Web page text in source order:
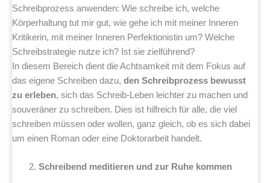
Schreibprozess anwenden: Wie schreibe ich, welche
Körperhaltung tut mir gut, wie gehe ich mit meiner Inneren
Kritikerin, mit meiner Inneren Perfektionistin um? Welche
Schreibstrategie nutze ich? Ist sie zielführend?
In diesem Bereich dient die Achtsamkeit mit dem Fokus auf
das eigene Schreiben dazu, den Schreibprozess bewusst
zu erleben, sich das Schreib-Leben leichter zu machen und
souveräner zu schreiben. Dies ist hilfreich für alle, die viel
schreiben müssen oder wollen, ganz gleich, ob es sich dabei
um einen Roman oder eine Doktorarbeit handelt.
Schreibend meditieren und zur Ruhe kommen